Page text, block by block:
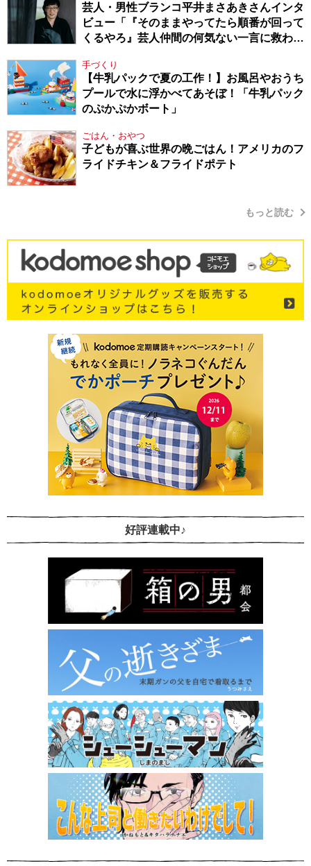
芸人・男性ブランコ平井まさあきさんインタ
ビュー「『そのままやってたら順番が回って
くるやろ』芸人仲間の何気ない一言に救われ
手づくり
【牛乳パックで夏の工作！】お風呂やおうち
プールで水に浮かべてあそぼ！「牛乳パック
のぷかぷかボート」
ごはん・おやつ
子どもが喜ぶ世界の晩ごはん！アメリカのフ
ライドチキン＆フライドポテト
もっと読む
好評連載中♪